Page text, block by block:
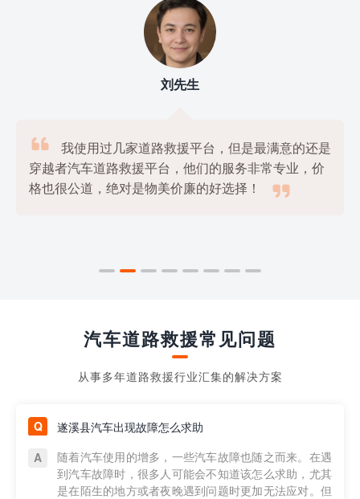
刘先生

我使用过几家道路救援平台，但是最满意的还是
穿越者汽车道路救援平台，他们的服务非常专业，价
格也很公道，绝对是物美价廉的好选择！

汽车道路救援常见问题
从事多年道路救援行业汇集的解决方案
遂溪县汽车出现故障怎么求助
随着汽车使用的增多，一些汽车故障也随之而来。在遇
到汽车故障时，很多人可能会不知道该怎么求助，尤其
是在陌生的地方或者夜晚遇到问题时更加无法应对。但